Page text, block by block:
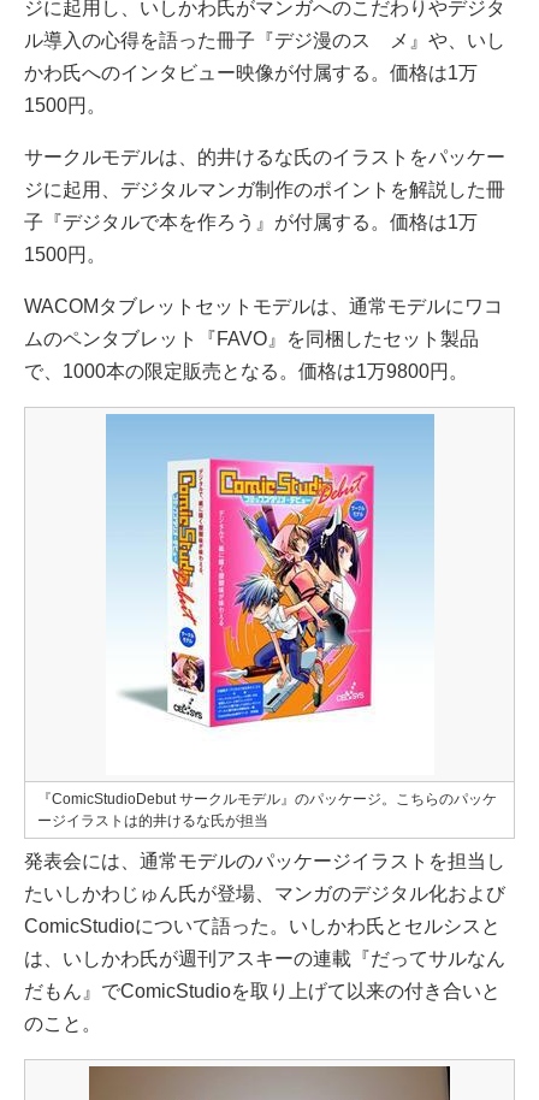
ジに起用し、いしかわ氏がマンガへのこだわりやデジタ
ル導入の心得を語った冊子『デジ漫のスゝメ』や、いし
かわ氏へのインタビュー映像が付属する。価格は1万
1500円。
サークルモデルは、的井けるな氏のイラストをパッケー
ジに起用、デジタルマンガ制作のポイントを解説した冊
子『デジタルで本を作ろう』が付属する。価格は1万
1500円。
WACOMタブレットセットモデルは、通常モデルにワコ
ムのペンタブレット『FAVO』を同梱したセット製品
で、1000本の限定販売となる。価格は1万9800円。
『ComicStudioDebut サークルモデル』のパッケージ。こちらのパッケ
ージイラストは的井けるな氏が担当
発表会には、通常モデルのパッケージイラストを担当し
たいしかわじゅん氏が登場、マンガのデジタル化および
ComicStudioについて語った。いしかわ氏とセルシスと
は、いしかわ氏が週刊アスキーの連載『だってサルなん
だもん』でComicStudioを取り上げて以来の付き合いと
のこと。